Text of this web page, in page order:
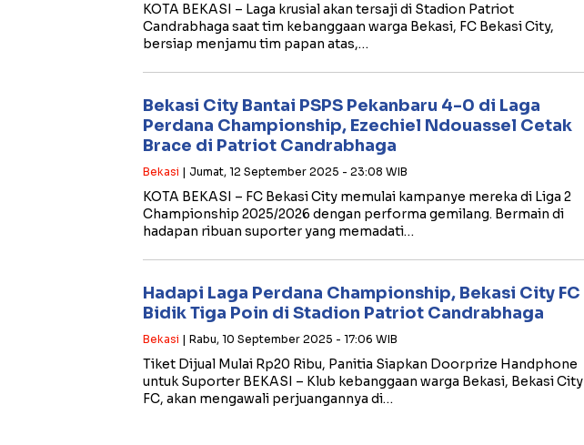
KOTA BEKASI – Laga krusial akan tersaji di Stadion Patriot
Candrabhaga saat tim kebanggaan warga Bekasi, FC Bekasi City,
bersiap menjamu tim papan atas,…
Bekasi City Bantai PSPS Pekanbaru 4-0 di Laga
Perdana Championship, Ezechiel Ndouassel Cetak
Brace di Patriot Candrabhaga
Bekasi | Jumat, 12 September 2025 - 23:08 WIB
KOTA BEKASI – FC Bekasi City memulai kampanye mereka di Liga 2
Championship 2025/2026 dengan performa gemilang. Bermain di
hadapan ribuan suporter yang memadati…
Hadapi Laga Perdana Championship, Bekasi City FC
Bidik Tiga Poin di Stadion Patriot Candrabhaga
Bekasi | Rabu, 10 September 2025 - 17:06 WIB
Tiket Dijual Mulai Rp20 Ribu, Panitia Siapkan Doorprize Handphone
untuk Suporter BEKASI – Klub kebanggaan warga Bekasi, Bekasi City
FC, akan mengawali perjuangannya di…